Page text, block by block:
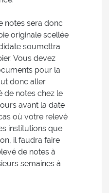
notes sera donc
originale scellée
soumettra
Vous devez
pour la
donc aller
de notes chez le
avant la date
où votre relevé
institutions que
il faudra faire
de notes à
semaines à